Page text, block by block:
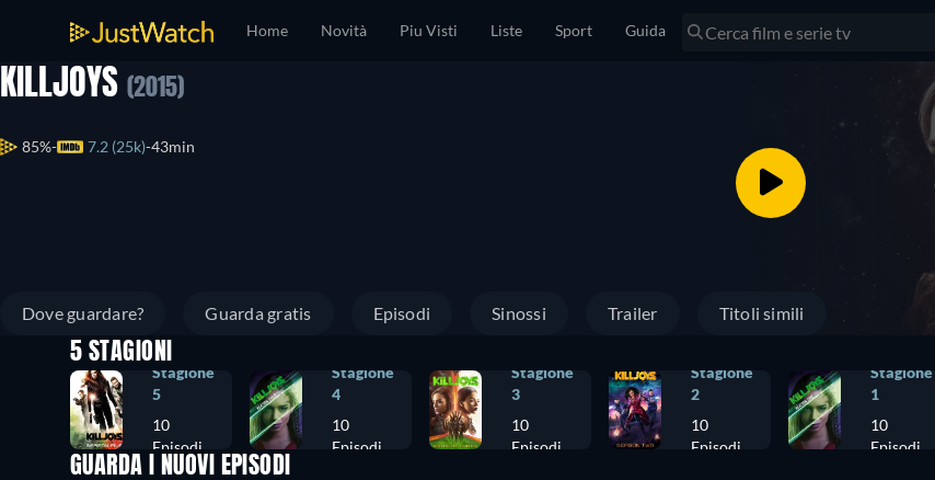
Home Novità Piu Visti Liste Sport Guida
KILLJOYS (2015)
85% 7.2 (25k) 43min
Dove guardare? Guarda gratis Episodi Sinossi Trailer Titoli simili
5 STAGIONI
Stagione
5
10
Episodi
Stagione
4
10
Episodi
Stagione
3
10
Episodi
Stagione
2
10
Episodi
Stagione
1
10
Episodi
GUARDA I NUOVI EPISODI